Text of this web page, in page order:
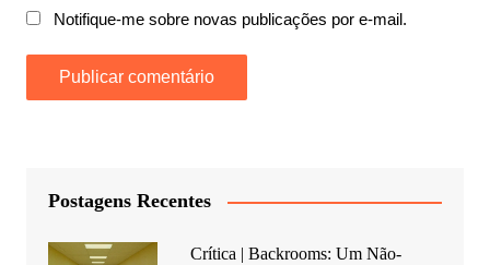
Notifique-me sobre novas publicações por e-mail.
Postagens Recentes
Crítica | Backrooms: Um Não-